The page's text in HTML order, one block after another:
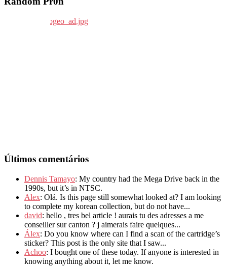
Últimos comentários
Dennis Tamayo: My country had the Mega Drive back in the
1990s, but it’s in NTSC.
Alex: Olá. Is this page still somewhat looked at? I am looking
to complete my korean collection, but do not have...
david: hello , tres bel article ! aurais tu des adresses a me
conseiller sur canton ? j aimerais faire quelques...
Álex: Do you know where can I find a scan of the cartridge’s
sticker? This post is the only site that I saw...
Achoo: I bought one of these today. If anyone is interested in
knowing anything about it, let me know.